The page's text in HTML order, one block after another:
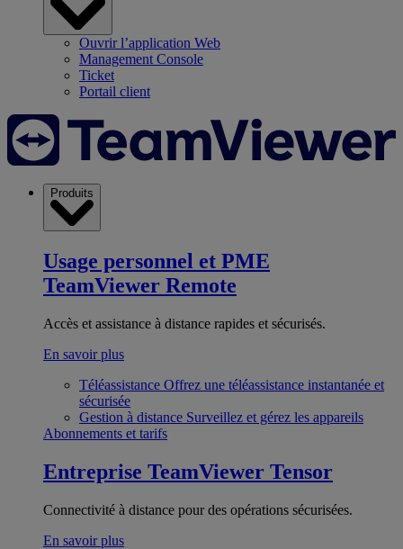
Ouvrir l’application Web
Management Console
Ticket
Portail client
Produits
Usage personnel et PME
TeamViewer Remote
Accès et assistance à distance rapides et sécurisés.
En savoir plus
Téléassistance Offrez une téléassistance instantanée et
sécurisée
Gestion à distance Surveillez et gérez les appareils
Abonnements et tarifs
Entreprise TeamViewer Tensor
Connectivité à distance pour des opérations sécurisées.
En savoir plus